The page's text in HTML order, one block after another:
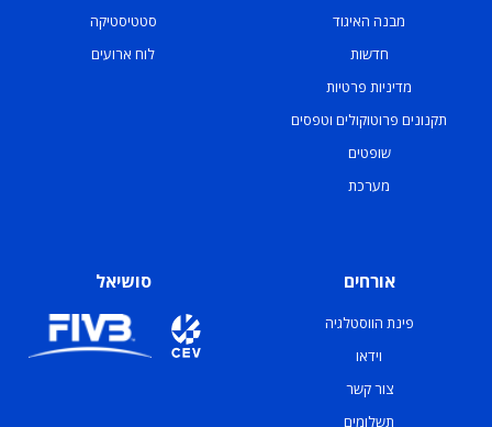
מבנה האיגוד
חדשות
מדיניות פרטיות
תקנונים פרוטוקולים וטפסים
שופטים
מערכת
סטטיסטיקה
לוח ארועים
אורחים
פינת הווסטלגיה
וידאו
צור קשר
תשלומים
סושיאל